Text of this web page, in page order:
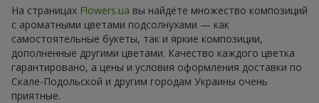
На страницах Flowers.ua вы найдёте множество композиций
с ароматными цветами подсолнухами — как
самостоятельные букеты, так и яркие композиции,
дополненные другими цветами. Качество каждого цветка
гарантировано, а цены и условия оформления доставки по
Скале-Подольской и другим городам Украины очень
приятные.